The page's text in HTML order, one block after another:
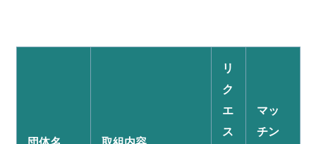
リ
ク
エ
ス
マッ
チン